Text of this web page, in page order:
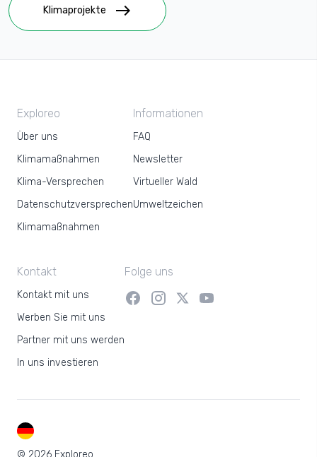
Klimaprojekte east
Exploreo
Über uns
Klimamaßnahmen
Klima-Versprechen
Datenschutzversprechen
Klimamaßnahmen
Informationen
FAQ
Newsletter
Virtueller Wald
Umweltzeichen
Kontakt
Kontakt mit uns
Werben Sie mit uns
Partner mit uns werden
In uns investieren
Folge uns
© 2026 Exploreo